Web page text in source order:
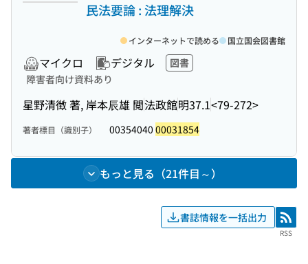
民法要論 : 法理解決
マイクロ デジタル
図書
障害者向け資料あり
星野清徴 著, 岸本辰雄 閲法政館明37.1<79-272>
インターネットで読める 国立国会図書館
著者標目（識別子） 00354040 00031854
もっと見る（21件目～）
書誌情報を一括出力 RSS
RSS